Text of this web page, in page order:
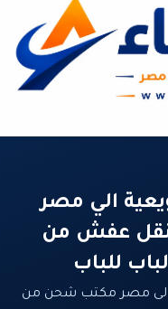
الي مصر
مكتب نقل عفش من
للباب
مصر مكتب شحن من